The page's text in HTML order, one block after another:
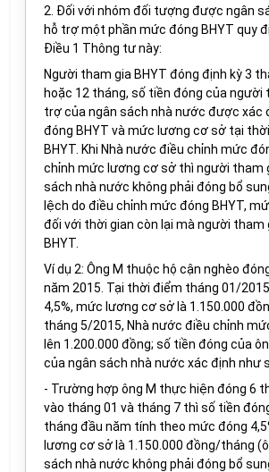
2. Đối với nhóm đối tượng được ngân
hỗ trợ một phần mức đóng BHYT quy
Điều 1 Thông tư này:
Người tham gia BHYT đóng định kỳ 3
hoặc 12 tháng, số tiền đóng của người
trợ của ngân sách nhà nước được xác
đóng BHYT và mức lương cơ sở tại
BHYT. Khi Nhà nước điều chỉnh mức
chỉnh mức lương cơ sở thì người tham
sách nhà nước không phải đóng bổ
lệch do điều chỉnh mức đóng BHYT,
đối với thời gian còn lại mà người tham
BHYT.
Ví dụ 2: Ông M thuộc hộ cận nghèo
năm 2015. Tại thời điểm tháng 01/
4,5%, mức lương cơ sở là 1.150.000
tháng 5/2015, Nhà nước điều chỉnh
lên 1.200.000 đồng; số tiền đóng của
của ngân sách nhà nước xác định như
- Trường hợp ông M thực hiện đóng 6
vào tháng 01 và tháng 7 thì số tiền
tháng đầu năm tính theo mức đóng
lương cơ sở là 1.150.000 đồng/tháng
sách nhà nước không phải đóng bổ